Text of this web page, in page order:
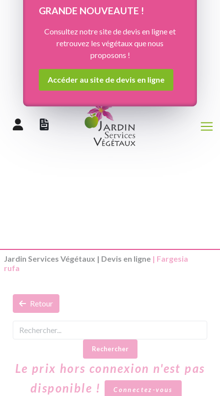
GRANDE NOUVEAUTE !
Consultez notre site de devis en ligne et
retrouvez les végétaux que nous
proposons !
Accéder au site de devis en ligne
Jardin Services Végétaux | Devis en ligne | Fargesia
rufa
Retour
Rechercher
Le prix hors connexion n'est pas
disponible !
Connectez-vous
Panneau de gestion des cookies